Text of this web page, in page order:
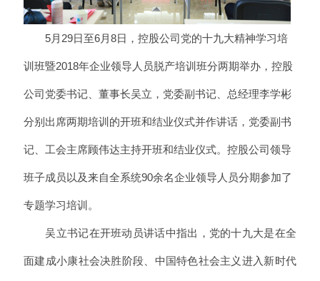
5月29日至6月8日，控股公司党的十九大精神学习培
训班暨2018年企业领导人员脱产培训班分两期举办，控股
公司党委书记、董事长吴立，党委副书记、总经理李学彬
分别出席两期培训的开班和结业仪式并作讲话，党委副书
记、工会主席顾伟达主持开班和结业仪式。控股公司领导
班子成员以及来自全系统90余名企业领导人员分期参加了
专题学习培训。
吴立书记在开班动员讲话中指出，党的十九大是在全
面建成小康社会决胜阶段、中国特色社会主义进入新时代